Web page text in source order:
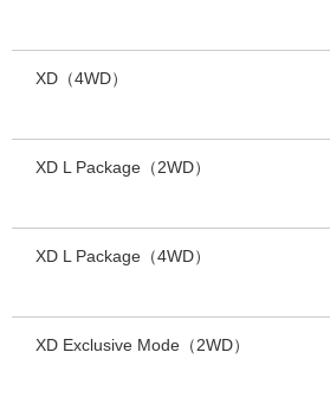
XD（4WD）
XD L Package（2WD）
XD L Package（4WD）
XD Exclusive Mode（2WD）